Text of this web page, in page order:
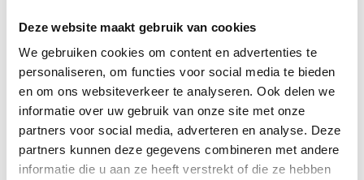
Deze website maakt gebruik van cookies
We gebruiken cookies om content en advertenties te
personaliseren, om functies voor social media te bieden
en om ons websiteverkeer te analyseren. Ook delen we
informatie over uw gebruik van onze site met onze
partners voor social media, adverteren en analyse. Deze
partners kunnen deze gegevens combineren met andere
informatie die u aan ze heeft verstrekt of die ze hebben
een ongeval.
Overlijdensrisico
Beschermt nabestaanden tegen financiële zorgen.
Gelijk afsluiten! Meer weten